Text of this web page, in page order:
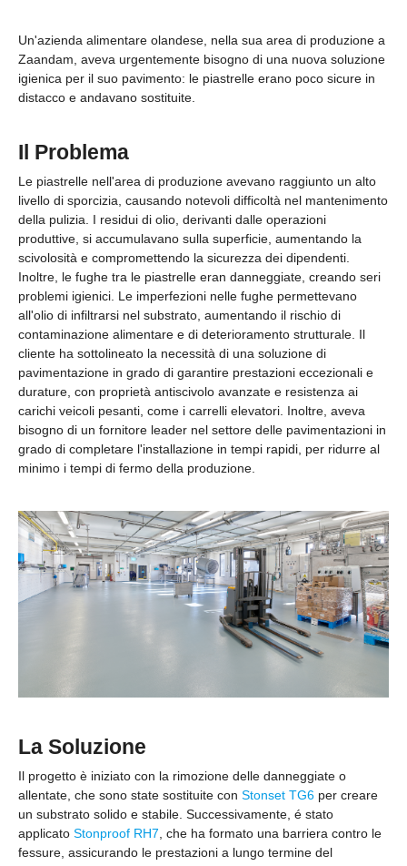
Un'azienda alimentare olandese, nella sua area di produzione a
Zaandam, aveva urgentemente bisogno di una nuova soluzione
igienica per il suo pavimento: le piastrelle erano poco sicure in
distacco e andavano sostituite.
Il Problema
Le piastrelle nell'area di produzione avevano raggiunto un alto
livello di sporcizia, causando notevoli difficoltà nel mantenimento
della pulizia. I residui di olio, derivanti dalle operazioni
produttive, si accumulavano sulla superficie, aumentando la
scivolosità e compromettendo la sicurezza dei dipendenti.
Inoltre, le fughe tra le piastrelle eran danneggiate, creando seri
problemi igienici. Le imperfezioni nelle fughe permettevano
all'olio di infiltrarsi nel substrato, aumentando il rischio di
contaminazione alimentare e di deterioramento strutturale. Il
cliente ha sottolineato la necessità di una soluzione di
pavimentazione in grado di garantire prestazioni eccezionali e
durature, con proprietà antiscivolo avanzate e resistenza ai
carichi veicoli pesanti, come i carrelli elevatori. Inoltre, aveva
bisogno di un fornitore leader nel settore delle pavimentazioni in
grado di completare l'installazione in tempi rapidi, per ridurre al
minimo i tempi di fermo della produzione.
La Soluzione
Il progetto è iniziato con la rimozione delle danneggiate o
allentate, che sono state sostituite con Stonset TG6 per creare
un substrato solido e stabile. Successivamente, é stato
applicato Stonproof RH7, che ha formato una barriera contro le
fessure, assicurando le prestazioni a lungo termine del